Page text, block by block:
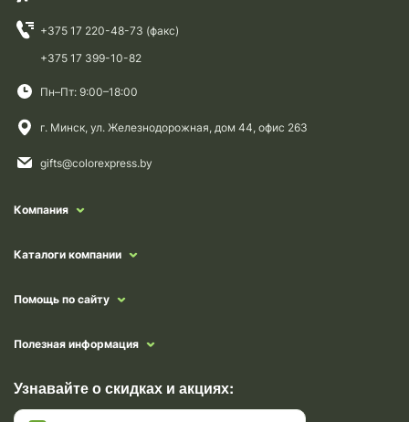
+375 17 220-48-73 (факс)
+375 17 399-10-82
Пн–Пт: 9:00–18:00
г. Минск, ул. Железнодорожная, дом 44, офис 263
gifts@colorexpress.by
Компания
Каталоги компании
Помощь по сайту
Полезная информация
Узнавайте о скидках и акциях: